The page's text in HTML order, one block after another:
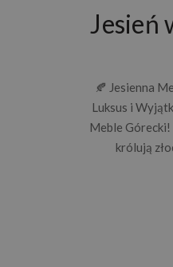
Jesień
🍂 Jesienna
Luksus i
Meble Górecki!
królują